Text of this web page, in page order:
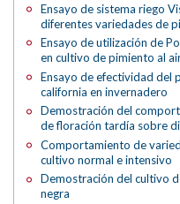
Ensayo de sistema riego
diferentes variedades de
Ensayo de utilización de
en cultivo de pimiento al
Ensayo de efectividad del
california en invernadero
Demostración del
de floración tardía sobre
Comportamiento de
cultivo normal e intensivo
Demostración del cultivo
negra